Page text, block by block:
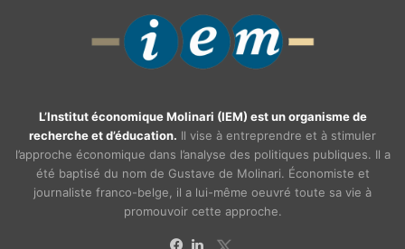
L’Institut économique Molinari (IEM) est un organisme de
recherche et d’éducation. Il vise à entreprendre et à stimuler
l’approche économique dans l’analyse des politiques publiques. Il a
été baptisé du nom de Gustave de Molinari. Économiste et
journaliste franco-belge, il a lui-même oeuvré toute sa vie à
promouvoir cette approche.